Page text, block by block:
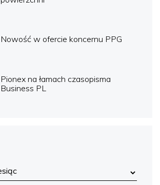
Nowość w ofercie koncernu PPG
Pionex na łamach czasopisma
Business PL